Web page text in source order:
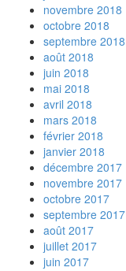
novembre 2018
octobre 2018
septembre 2018
août 2018
juin 2018
mai 2018
avril 2018
mars 2018
février 2018
janvier 2018
décembre 2017
novembre 2017
octobre 2017
septembre 2017
août 2017
juillet 2017
juin 2017